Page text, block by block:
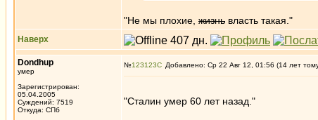
"Не мы плохие, жизнь власть такая."
Наверх
Dondhup
умер
Зарегистрирован:
05.04.2005
Суждений: 7519
Откуда: СПб
№123123 Добавлено: Ср 22 Авг 12, 01:56 (14 лет
"Сталин умер 60 лет назад."